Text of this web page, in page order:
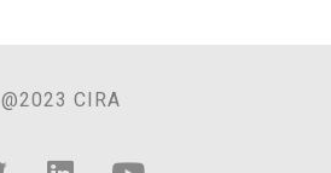
@2023 CIRA